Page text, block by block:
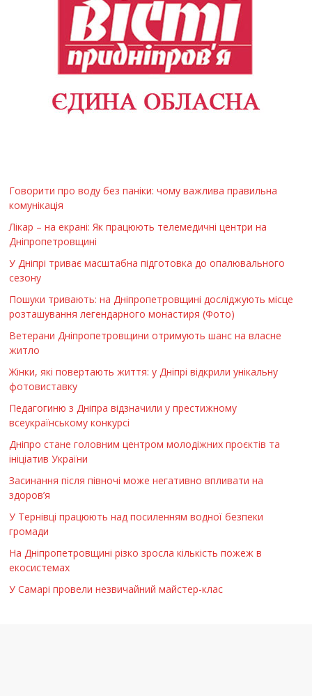
Говорити про воду без паніки: чому важлива правильна
комунікація
Лікар – на екрані: Як працюють телемедичні центри на
Дніпропетровщині
У Дніпрі триває масштабна підготовка до опалювального
сезону
Пошуки тривають: на Дніпропетровщині досліджують місце
розташування легендарного монастиря (Фото)
Ветерани Дніпропетровщини отримують шанс на власне
житло
Жінки, які повертають життя: у Дніпрі відкрили унікальну
фотовиставку
Педагогиню з Дніпра відзначили у престижному
всеукраїнському конкурсі
Дніпро стане головним центром молодіжних проєктів та
ініціатив України
Засинання після півночі може негативно впливати на
здоров’я
У Тернівці працюють над посиленням водної безпеки
громади
На Дніпропетровщині різко зросла кількість пожеж в
екосистемах
У Самарі провели незвичайний майстер-клас